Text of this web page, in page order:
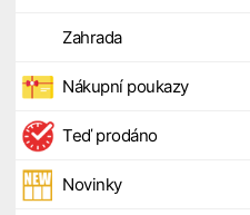
Zahrada
Nákupní poukazy
Teď prodáno
Novinky